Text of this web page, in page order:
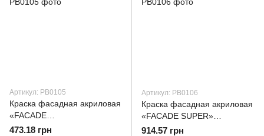
Артикул: РВ0105
Краска фасадная акриловая
«FACADE
SUPER»ТМ"Ролакс" 7кг
473.18 грн
Артикул: РВ0106
Краска фасадная акриловая
«FACADE SUPER»
ТМ"Ролакс"14кг
914.57 грн